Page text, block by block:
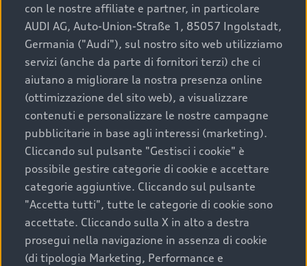
La qualità di acquistare
un’auto usata Audi
Scegliere un’auto usata è una decisione che coniuga
convenienza, affidabilità e sostenibilità. Per fare un
acquisto sicuro, è essenziale considerare aspetti
determinanti come la garanzia inclusa e l’affidabilità del
marchio. Audi offre l’auto usata perfetta tramite Audi
Prima Scelta :plus
con le nostre affiliate e partner, in particolare
AUDI AG, Auto-Union-Straße 1, 85057 Ingolstadt,
Germania ("Audi"), sul nostro sito web utilizziamo
servizi (anche da parte di fornitori terzi) che ci
aiutano a migliorare la nostra presenza online
(ottimizzazione del sito web), a visualizzare
contenuti e personalizzare le nostre campagne
pubblicitarie in base agli interessi (marketing).
Cliccando sul pulsante "Gestisci i cookie" è
possibile gestire categorie di cookie e accettare
categorie aggiuntive. Cliccando sul pulsante
"Accetta tutti", tutte le categorie di cookie sono
accettate. Cliccando sulla X in alto a destra
prosegui nella navigazione in assenza di cookie
(di tipologia Marketing, Performance e